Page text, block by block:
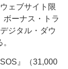
ェブサイト限
ボーナス・トラ
ジタル・ダウ
』（31,000